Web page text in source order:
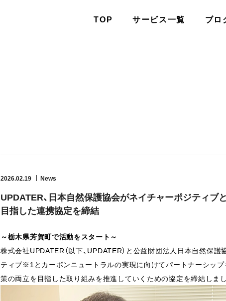
TOP サービス一覧 ブロ
2026.02.19 News
UPDATER、日本自然保護協会がネイチャーポジティブ
目指した連携協定を締結
～栃木県芳賀町で活動をスタート～
株式会社UPDATER（以下、UPDATER）と公益財団法人日本自然保護
ティブ※1とカーボンニュートラルの実現に向けてパートナーシッ
策の両立を目指した取り組みを推進していくための協定を締結しまし